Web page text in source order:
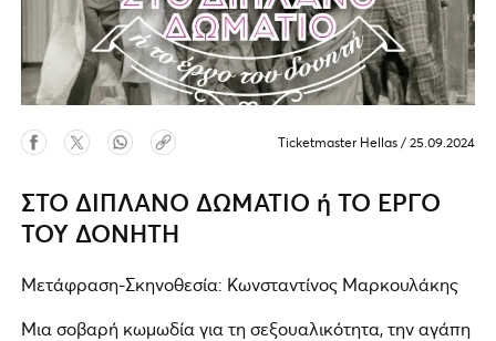
Ticketmaster Hellas / 25.09.2024
ΣΤΟ ΔΙΠΛΑΝΟ ΔΩΜΑΤΙΟ ή ΤΟ ΕΡΓΟ
ΤΟΥ ΔΟΝΗΤΗ
Μετάφραση-Σκηνοθεσία: Κωνσταντίνος Μαρκουλάκης
Μια σοβαρή κωμωδία για τη σεξουαλικότητα, την αγάπη